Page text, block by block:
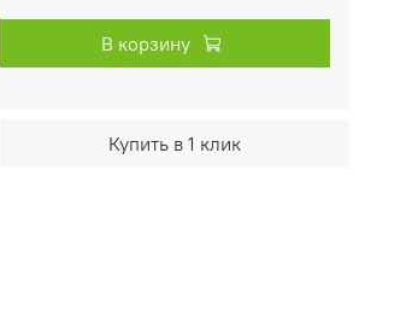
В корзину
Купить в 1 клик